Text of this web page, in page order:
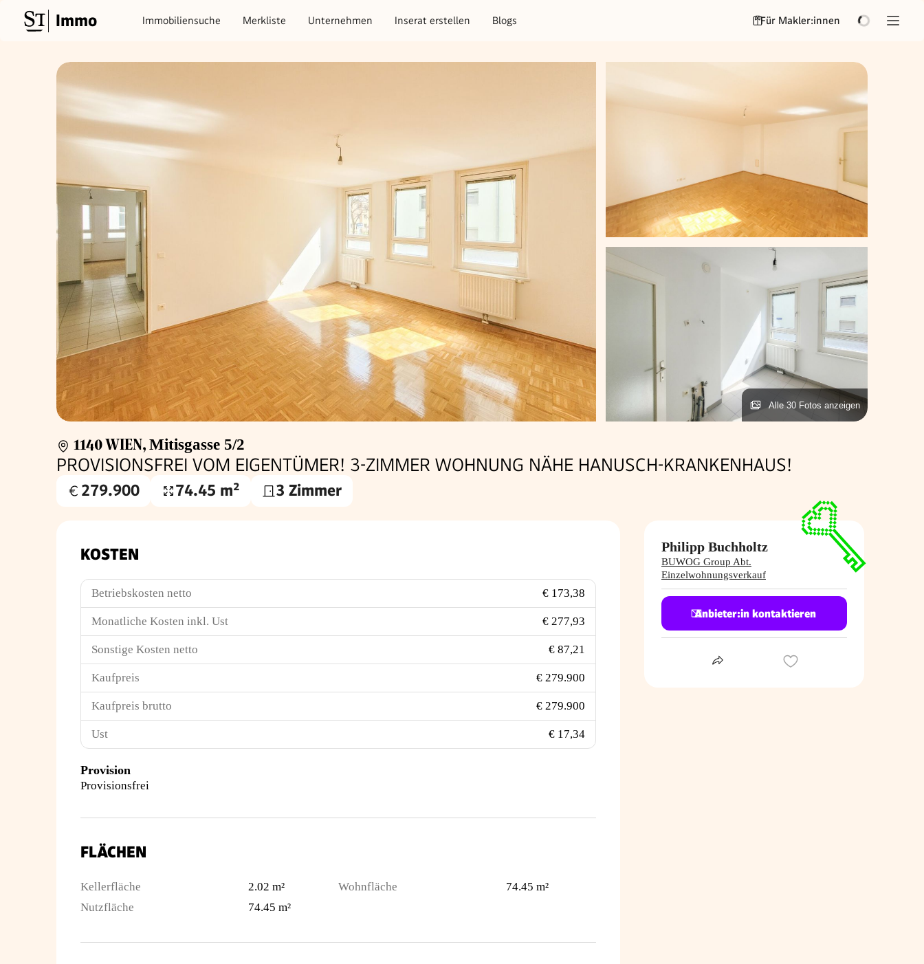
Immo Immobiliensuche Merkliste Unternehmen Inserat erstellen Blogs Für Makler:innen
Alle 30 Fotos anzeigen
1140 WIEN, Mitisgasse 5/2
PROVISIONSFREI VOM EIGENTÜMER! 3-ZIMMER WOHNUNG NÄHE HANUSCH-KRANKENHAUS!
Kaufpreis
279.900
Nutzfläche
74.45 m² 3 Zimmer
KOSTEN
Betriebskosten netto € 173,38
Monatliche Kosten inkl. Ust € 277,93
Sonstige Kosten netto € 87,21
Kaufpreis € 279.900
Kaufpreis brutto € 279.900
Ust € 17,34
Provision
Provisionsfrei
FLÄCHEN
Kellerfläche
2.02 m²
Nutzfläche
74.45 m²
Wohnfläche 74.45 m²
Philipp Buchholtz
BUWOG Group Abt.
Einzelwohnungsverkauf
Anbieter:in kontaktieren